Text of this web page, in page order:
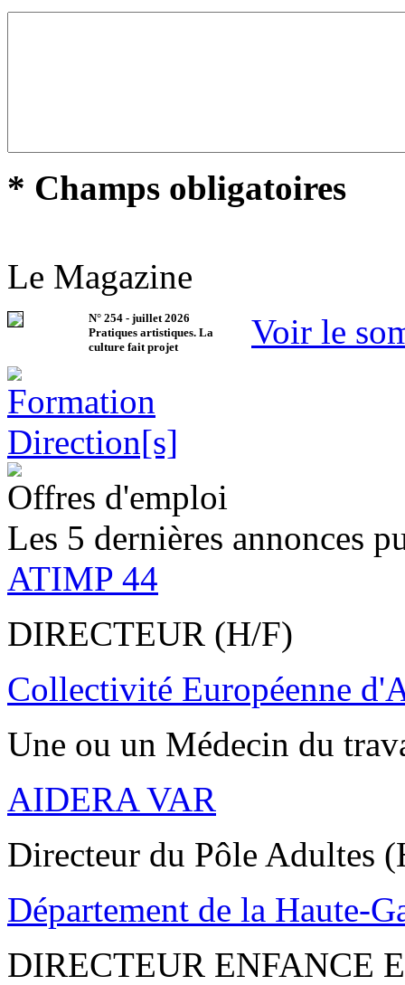
* Champs obligatoires
Le Magazine
N° 254 - juillet 2026
Pratiques artistiques. La
culture fait projet
Voir le
Offres d'emploi
Les 5 dernières annonces
ATIMP 44
DIRECTEUR (H/F)
Collectivité Européenne
Une ou un Médecin du
AIDERA VAR
Directeur du Pôle Adultes
Département de la Haute-
DIRECTEUR ENFANCE